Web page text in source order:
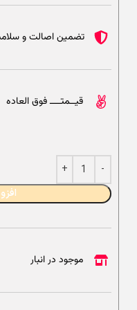
تضمین اصالت و
قیــمتــــ فوق العاده
موجود در انبار